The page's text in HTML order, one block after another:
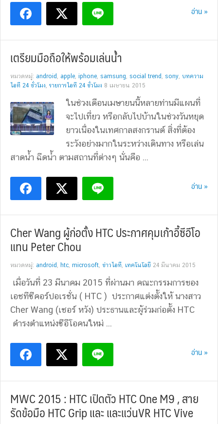
อ่าน »
เตรียมมือถือให้พร้อมเล่นน้ำ
หมวดหมู่: android , apple, iphone, samsung, social trend , sony, บทความ
ไอที 24 ชั่วโมง, รายการไอที 24 ชั่วโมง 8 เมษายน 2015
ในช่วงเดือนเมษายนนี้หลายท่านมีแผนที่
จะไปเที่ยว หรือกลับไปบ้านในช่วงวันหยุด
ยาวเนื่องในเทศกาลสงกรานต์ สิ่งที่ต้อง
ระวังอย่างมากในระหว่างเดินทาง หรือเล่น
สาดน้ำ ฉีดน้ำ ตามสถานที่ต่างๆ นั่นคือ ...
อ่าน »
Cher Wang ผู้ก่อตั้ง HTC ประกาศคุมเก้าอี้ซีอีโอ
แทน Peter Chou
หมวดหมู่: android , htc, microsoft, ข่าวไอที, เทคโนโลยี 24 มีนาคม 2015
เมื่อวันที่ 23 มีนาคม 2015 ที่ผ่านมา คณะกรรมการของ
เอชทีซีคอร์ปอเรชั่น ( HTC ) ประกาศแต่งตั้งให้ นางสาว
Cher Wang (เชอร์ หวัง) ประธานและผู้ร่วมก่อตั้ง HTC
ดำรงตำแหน่งซีอีโอคนใหม่ ...
อ่าน »
MWC 2015 : HTC เปิดตัว HTC One M9 , สาย
รัดข้อมือ HTC Grip และ และแว่นVR HTC Vive